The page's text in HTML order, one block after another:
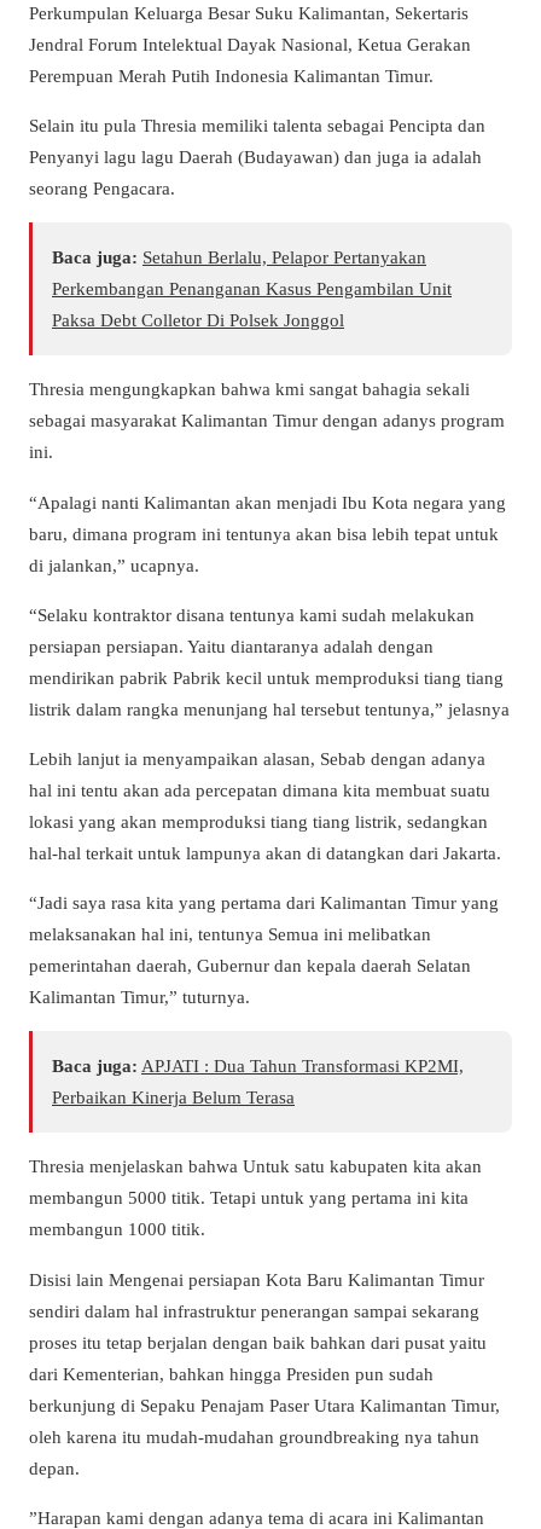
Perkumpulan Keluarga Besar Suku Kalimantan, Sekertaris
Jendral Forum Intelektual Dayak Nasional, Ketua Gerakan
Perempuan Merah Putih Indonesia Kalimantan Timur.
Selain itu pula Thresia memiliki talenta sebagai Pencipta dan
Penyanyi lagu lagu Daerah (Budayawan) dan juga ia adalah
seorang Pengacara.
Baca juga: Setahun Berlalu, Pelapor Pertanyakan
Perkembangan Penanganan Kasus Pengambilan Unit
Paksa Debt Colletor Di Polsek Jonggol
Thresia mengungkapkan bahwa kmi sangat bahagia sekali
sebagai masyarakat Kalimantan Timur dengan adanys program
ini.
“Apalagi nanti Kalimantan akan menjadi Ibu Kota negara yang
baru, dimana program ini tentunya akan bisa lebih tepat untuk
di jalankan,” ucapnya.
“Selaku kontraktor disana tentunya kami sudah melakukan
persiapan persiapan. Yaitu diantaranya adalah dengan
mendirikan pabrik Pabrik kecil untuk memproduksi tiang tiang
listrik dalam rangka menunjang hal tersebut tentunya,” jelasnya
Lebih lanjut ia menyampaikan alasan, Sebab dengan adanya
hal ini tentu akan ada percepatan dimana kita membuat suatu
lokasi yang akan memproduksi tiang tiang listrik, sedangkan
hal-hal terkait untuk lampunya akan di datangkan dari Jakarta.
“Jadi saya rasa kita yang pertama dari Kalimantan Timur yang
melaksanakan hal ini, tentunya Semua ini melibatkan
pemerintahan daerah, Gubernur dan kepala daerah Selatan
Kalimantan Timur,” tuturnya.
Baca juga: APJATI : Dua Tahun Transformasi KP2MI,
Perbaikan Kinerja Belum Terasa
Thresia menjelaskan bahwa Untuk satu kabupaten kita akan
membangun 5000 titik. Tetapi untuk yang pertama ini kita
membangun 1000 titik.
Disisi lain Mengenai persiapan Kota Baru Kalimantan Timur
sendiri dalam hal infrastruktur penerangan sampai sekarang
proses itu tetap berjalan dengan baik bahkan dari pusat yaitu
dari Kementerian, bahkan hingga Presiden pun sudah
berkunjung di Sepaku Penajam Paser Utara Kalimantan Timur,
oleh karena itu mudah-mudahan groundbreaking nya tahun
depan.
”Harapan kami dengan adanya tema di acara ini Kalimantan